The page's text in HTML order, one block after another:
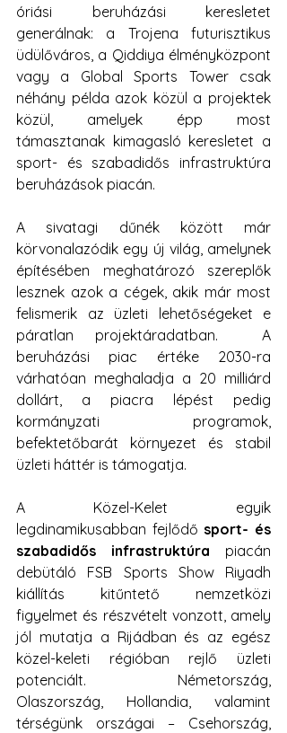
óriási beruházási keresletet
generálnak: a Trojena futurisztikus
üdülőváros, a Qiddiya élményközpont
vagy a Global Sports Tower csak
néhány példa azok közül a projektek
közül, amelyek épp most
támasztanak kimagasló keresletet a
sport- és szabadidős infrastruktúra
beruházások piacán.
A sivatagi dűnék között már
körvonalazódik egy új világ, amelynek
építésében meghatározó szereplők
lesznek azok a cégek, akik már most
felismerik az üzleti lehetőségeket e
páratlan projektáradatban.  A
beruházási piac értéke 2030-ra
várhatóan meghaladja a 20 milliárd
dollárt, a piacra lépést pedig
kormányzati programok,
befektetőbarát környezet és stabil
üzleti háttér is támogatja.
A Közel-Kelet egyik
legdinamikusabban fejlődő sport- és
szabadidős infrastruktúra piacán
debütáló FSB Sports Show Riyadh
kiállítás kitűntető nemzetközi
figyelmet és részvételt vonzott, amely
jól mutatja a Rijádban és az egész
közel-keleti régióban rejlő üzleti
potenciált. Németország,
Olaszország, Hollandia, valamint
térségünk országai – Csehország,